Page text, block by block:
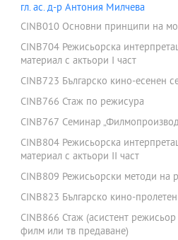
гл. ас. д-р Антония Милчева
CINB010 Основни принципи на
CINB704 Режисьорска
материал с актьори I част
CINB723 Българско кино-есенен
CINB766 Стаж по режисура
CINB767 Семинар
CINB804 Режисьорска
материал с актьори II част
CINB809 Режисьорски методи на
CINB823 Българско кино-
CINB866 Стаж (асистент
филм или тв предаване)